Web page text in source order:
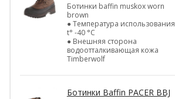
Ботинки baffin muskox worn
brown
● Температура использования
t° -40 °C
● Внешняя сторона
водоотталкивающая кожа
Timberwolf
Ботинки Baffin PACER BBJ